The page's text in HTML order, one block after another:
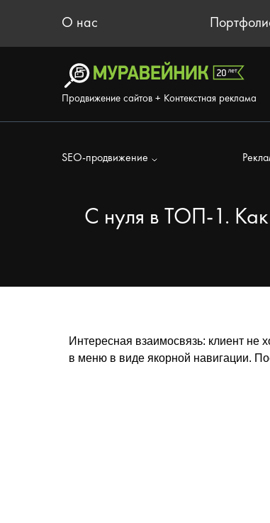
О нас
Продвижение сайтов + Контекстная реклама
SEO-продвижение
С нуля в ТОП-1. Как
Интересная взаимосвязь: клиент
в меню в виде якорной навигации.